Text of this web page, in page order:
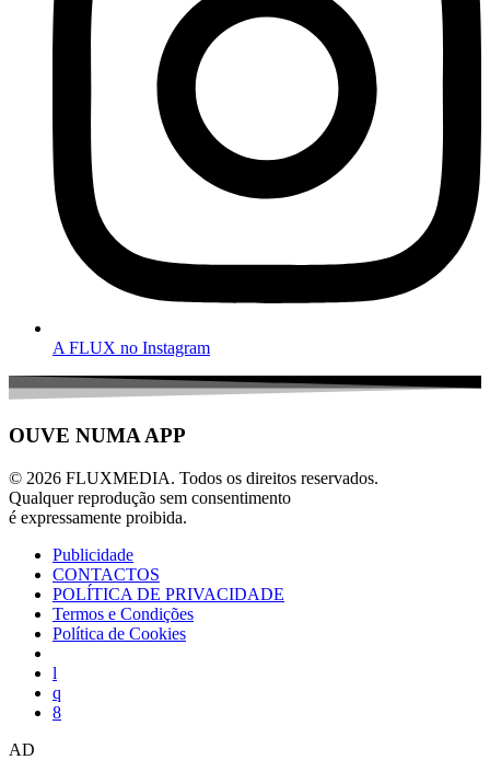
A FLUX no Instagram
OUVE NUMA APP
© 2026 FLUXMEDIA. Todos os direitos reservados.
Qualquer reprodução sem consentimento
é expressamente proibida.
Publicidade
CONTACTOS
POLÍTICA DE PRIVACIDADE
Termos e Condições
Política de Cookies
AD